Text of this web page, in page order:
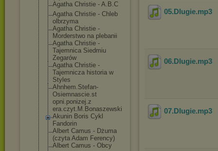
Agatha Christie - A.B.C
Agatha Christie - Chleb
olbrzyma
Agatha Christie -
Morderstwo na plebanii
Agatha Christie -
Tajemnica Siedmiu
Zegarów
Agatha Christie -
Tajemnicza historia w
Styles
Ahnhem.Stefan-
Osiemnascie.st
opni.ponizej.z
era.czyt.M.Bonaszewski
Akunin Boris Cykl
Fandorin
Albert Camus - Dżuma
(czyta Adam Ferency)
Albert Camus - Obcy
05.Dlugie.mp3
06.Dlugie.mp3
07.Dlugie.mp3